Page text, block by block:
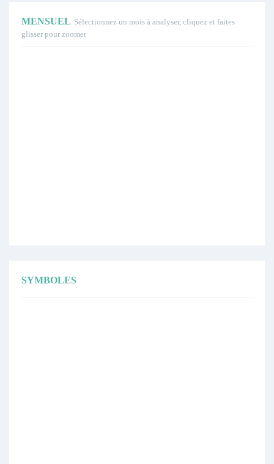
MENSUEL Sélectionnez un mois à analyser, cliquez et faites
glisser pour zoomer
SYMBOLES